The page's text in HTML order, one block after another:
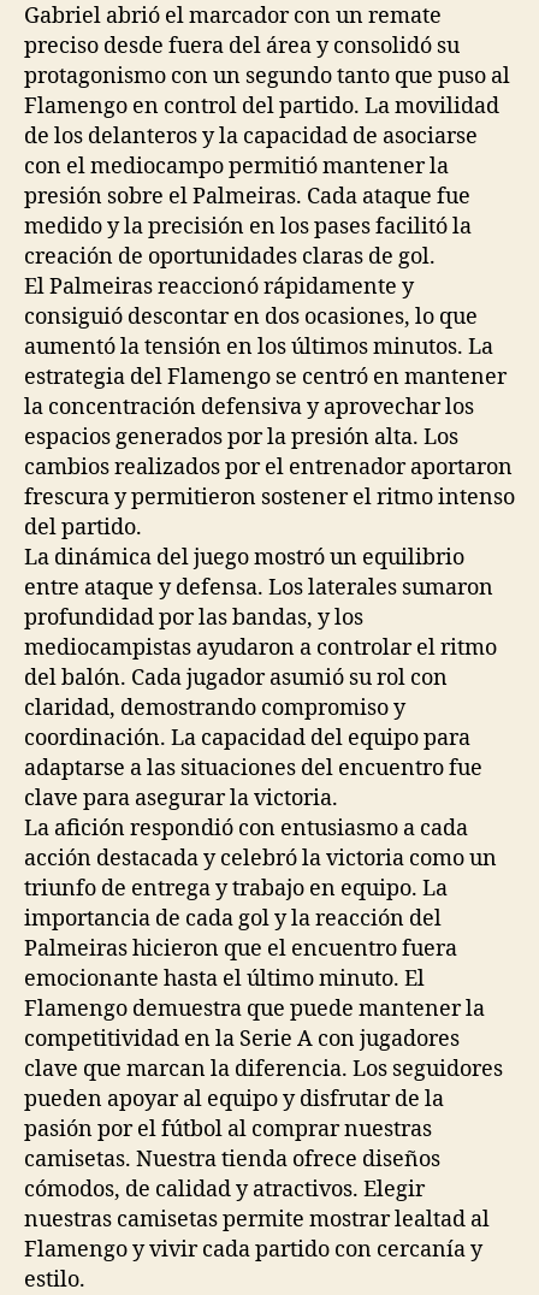
Gabriel abrió el marcador con un remate
preciso desde fuera del área y consolidó su
protagonismo con un segundo tanto que puso al
Flamengo en control del partido. La movilidad
de los delanteros y la capacidad de asociarse
con el mediocampo permitió mantener la
presión sobre el Palmeiras. Cada ataque fue
medido y la precisión en los pases facilitó la
creación de oportunidades claras de gol.
El Palmeiras reaccionó rápidamente y
consiguió descontar en dos ocasiones, lo que
aumentó la tensión en los últimos minutos. La
estrategia del Flamengo se centró en mantener
la concentración defensiva y aprovechar los
espacios generados por la presión alta. Los
cambios realizados por el entrenador aportaron
frescura y permitieron sostener el ritmo intenso
del partido.
La dinámica del juego mostró un equilibrio
entre ataque y defensa. Los laterales sumaron
profundidad por las bandas, y los
mediocampistas ayudaron a controlar el ritmo
del balón. Cada jugador asumió su rol con
claridad, demostrando compromiso y
coordinación. La capacidad del equipo para
adaptarse a las situaciones del encuentro fue
clave para asegurar la victoria.
La afición respondió con entusiasmo a cada
acción destacada y celebró la victoria como un
triunfo de entrega y trabajo en equipo. La
importancia de cada gol y la reacción del
Palmeiras hicieron que el encuentro fuera
emocionante hasta el último minuto. El
Flamengo demuestra que puede mantener la
competitividad en la Serie A con jugadores
clave que marcan la diferencia. Los seguidores
pueden apoyar al equipo y disfrutar de la
pasión por el fútbol al comprar nuestras
camisetas. Nuestra tienda ofrece diseños
cómodos, de calidad y atractivos. Elegir
nuestras camisetas permite mostrar lealtad al
Flamengo y vivir cada partido con cercanía y
estilo.